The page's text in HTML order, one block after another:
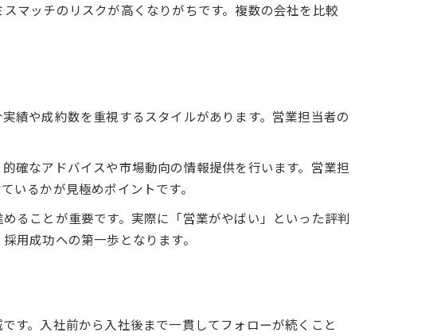
マッチのリスクが高くなりがちです。複数の会社を比較
績や成約数を重視するスタイルがあります。営業担当者の
確なアドバイスや市場動向の情報提供を行います。営業担
いるかが見極めポイントです。
ることが重要です。実際に「営業がやばい」といった評判
用成功への第一歩となります。
す。入社前から入社後まで一貫してフォローが続くこと